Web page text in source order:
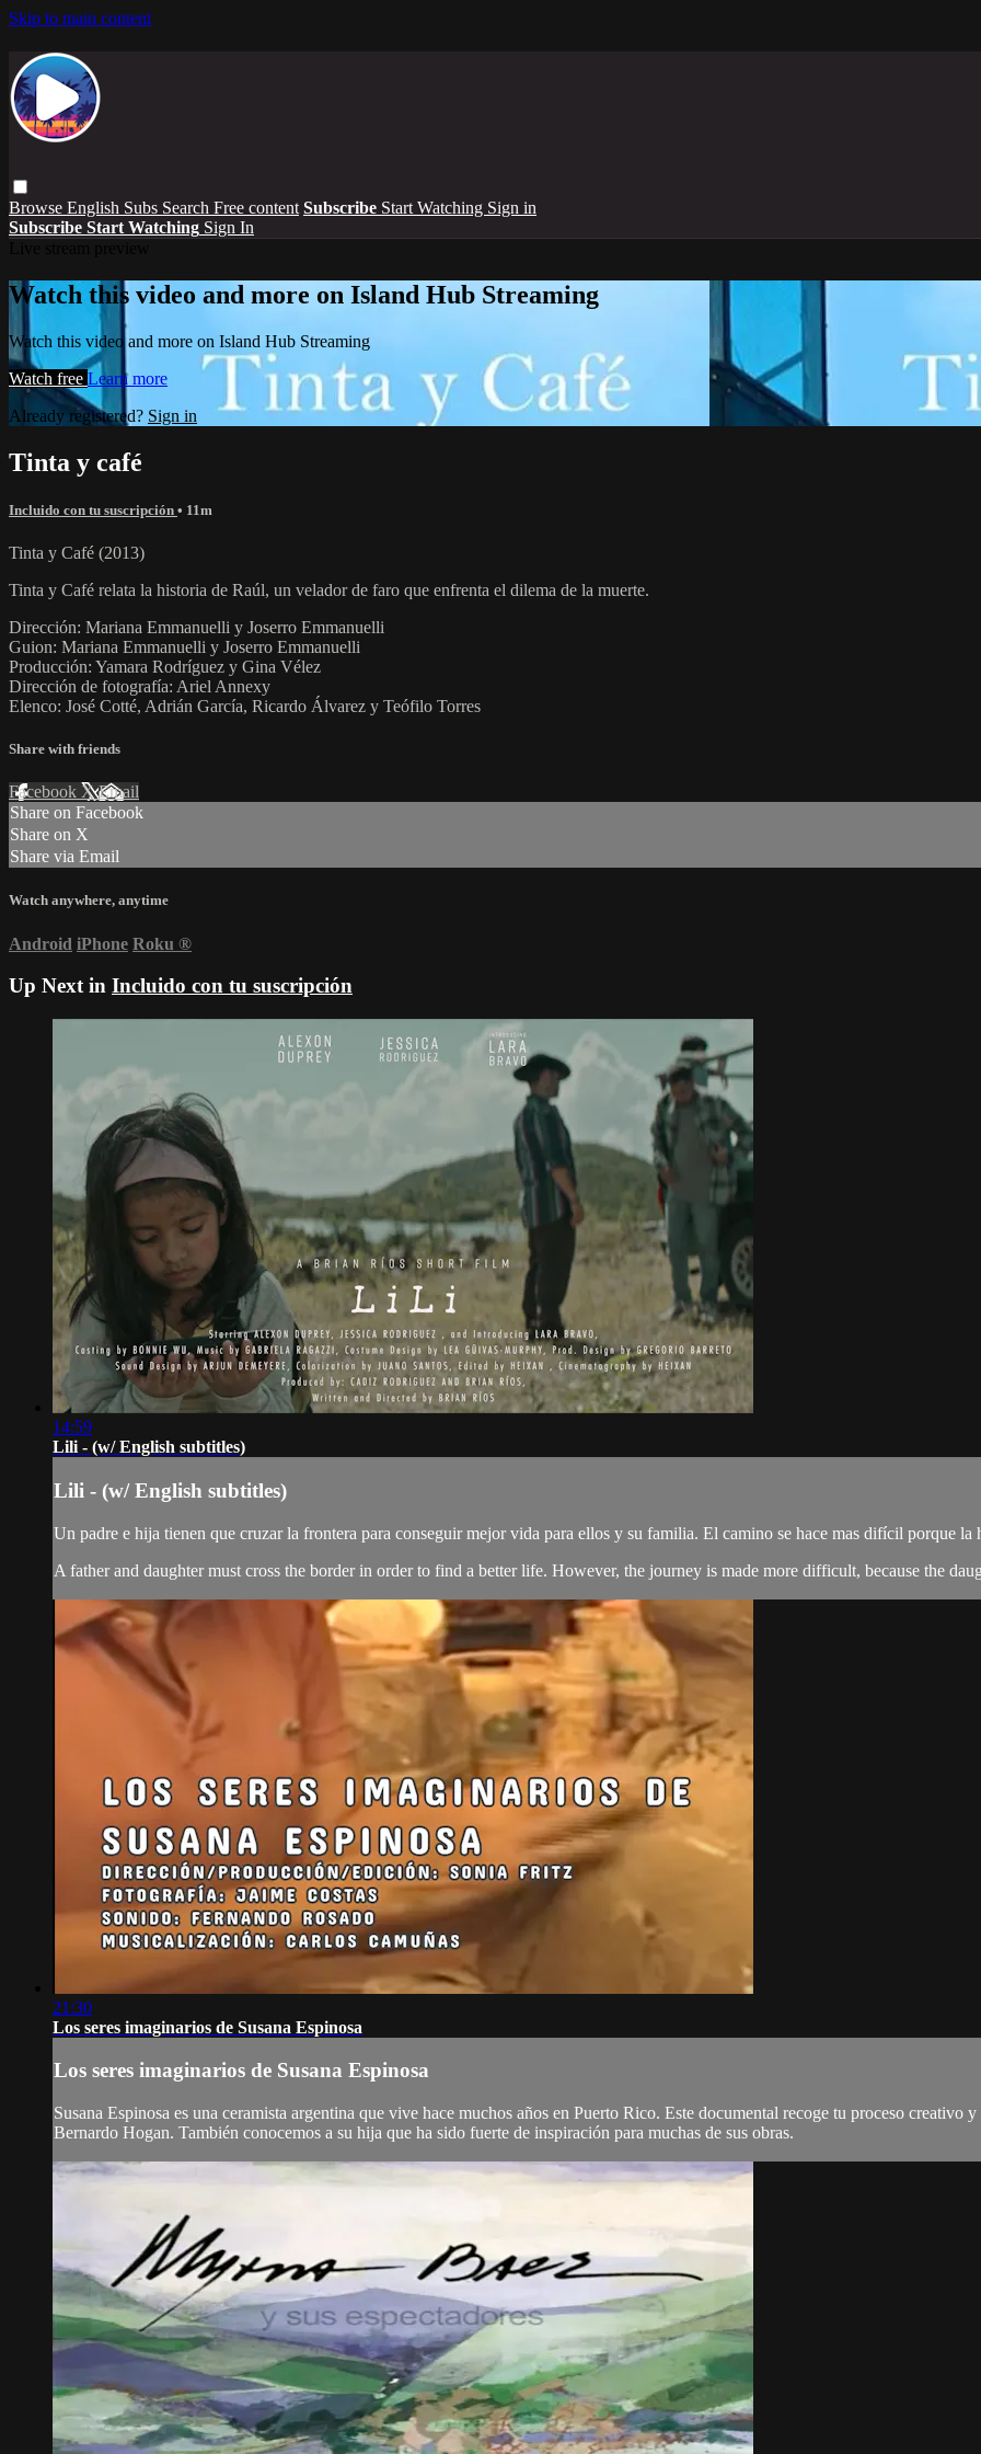
Skip to main content
Browse English Subs Search Free content Subscribe Start Watching Sign in
Subscribe Start Watching Sign In
Watch this video and more on Island Hub Streaming
Watch this video and more on Island Hub Streaming
Watch free Learn more
Already registered? Sign in
Tinta y café
Incluido con tu suscripción • 11m
Tinta y Café (2013)
Tinta y Café relata la historia de Raúl, un velador de faro que enfrenta el dilema de la muerte.
Dirección: Mariana Emmanuelli y Joserro Emmanuelli
Guion: Mariana Emmanuelli y Joserro Emmanuelli
Producción: Yamara Rodríguez y Gina Vélez
Dirección de fotografía: Ariel Annexy
Elenco: José Cotté, Adrián García, Ricardo Álvarez y Teófilo Torres
Share with friends
Facebook XEmail
Share on Facebook
Share on X
Share via Email
Watch anywhere, anytime
Android iPhone Roku ®
Up Next in Incluido con tu suscripción
14:59
Lili - (w/ English subtitles)
Lili - (w/ English subtitles)
Un padre e hija tienen que cruzar la frontera para conseguir mejor vida para ellos y su familia. El camino se hace mas difícil porque la
A father and daughter must cross the border in order to find a better life. However, the journey is made more difficult, because the
21:30
Los seres imaginarios de Susana Espinosa
Los seres imaginarios de Susana Espinosa
Susana Espinosa es una ceramista argentina que vive hace muchos años en Puerto Rico. Este documental recoge tu proceso creativo
Bernardo Hogan. También conocemos a su hija que ha sido fuerte de inspiración para muchas de sus obras.